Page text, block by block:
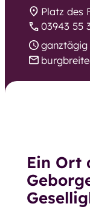
Unsere
Arbeiten
Platz des
03943 55
Ein Ort